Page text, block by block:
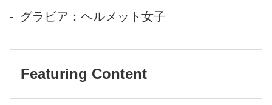
グラビア：ヘルメット女子
Featuring Content